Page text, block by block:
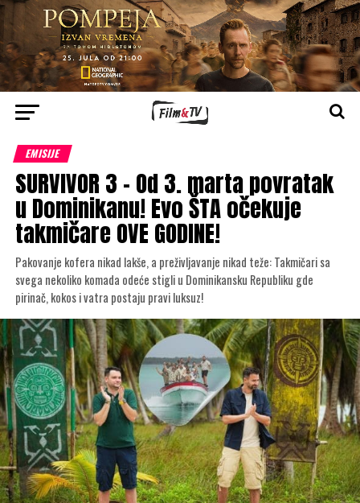
EMISIJE
SURVIVOR 3 – Od 3. marta povratak
u Dominikanu! Evo ŠTA očekuje
takmičare OVE GODINE!
Pakovanje kofera nikad lakše, a preživljavanje nikad teže: Takmičari sa
svega nekoliko komada odeće stigli u Dominikansku Republiku gde
pirinač, kokos i vatra postaju pravi luksuz!